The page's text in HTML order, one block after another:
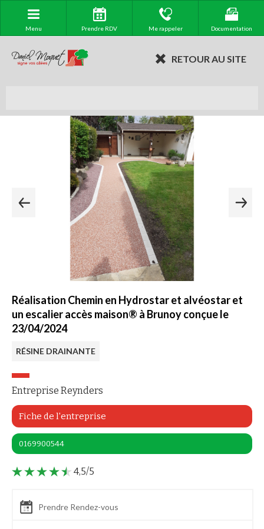
Menu Prendre RDV Me rappeler Documentation
RETOUR AU SITE
Réalisation Chemin en Hydrostar et alvéostar et
un escalier accès maison® à Brunoy conçue le
23/04/2024
RÉSINE DRAINANTE
Entreprise Reynders
Fiche de l'entreprise
0169900544
4,5/5
Prendre Rendez-vous